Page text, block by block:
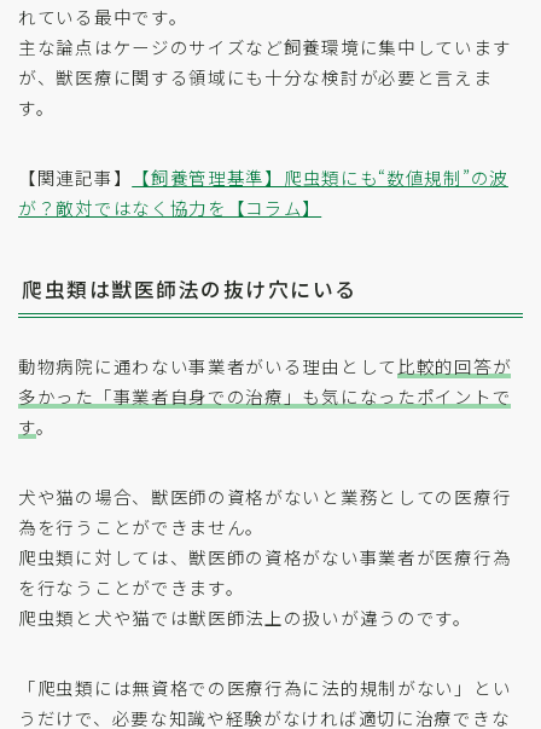
れている最中です。
主な論点はケージのサイズなど飼養環境に集中しています
が、獣医療に関する領域にも十分な検討が必要と言えま
す。
【関連記事】
【飼養管理基準】爬虫類にも“数値規制”の波
が？敵対ではなく協力を【コラム】
爬虫類は獣医師法の抜け穴にいる
動物病院に通わない事業者がいる理由として 比較的回答が
多かった「事業者自身での治療」も気になったポイントで
す。
犬や猫の場合、獣医師の資格がないと業務としての医療行
為を行うことができません。
爬虫類に対しては、獣医師の資格がない事業者が医療行為
を行なうことができます。
爬虫類と犬や猫では獣医師法上の扱いが違うのです。
「爬虫類には無資格での医療行為に法的規制がない」とい
うだけで、必要な知識や経験がなければ適切に治療できな